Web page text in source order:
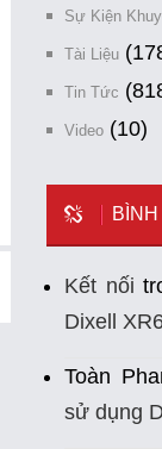
Sự Kiện
Tài Liệu
Tin Tức
Video (10)
Kết nối
Dixell
Toàn
sử dụng